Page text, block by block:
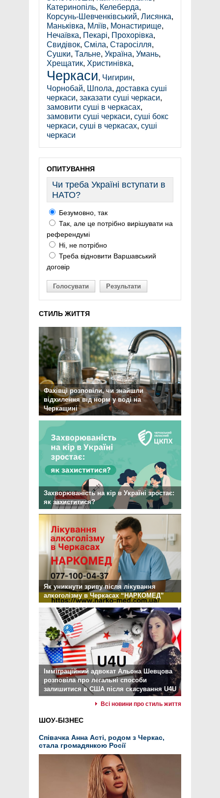
Катеринопіль, Келеберда,
Корсунь-Шевченківський, Лисянка,
Маньківка, Мліїв, Монастирище,
Нечаївка, Пекарі, Прохорівка,
Свидівок, Сміла, Старосілля,
Сушки, Тальне, Україна, Умань,
Хрещатик, Христинівка,
Черкаси, Чигирин,
Чорнобай, Шпола, доставка суші
черкаси, заказати суші черкаси,
замовити суші в черкасах,
замовити суші черкаси, суші бокс
черкаси, суші в черкасах, суші
черкаси
ОПИТУВАННЯ
Чи треба Україні вступати в
НАТО?
Безумовно, так
Так, але це потрібно вирішувати на
референдумі
Ні, не потрібно
Треба відновити Варшавський
договір
Голосувати Результати
СТИЛЬ ЖИТТЯ
Фахівці розповіли, чи знайшли
відхилення від норм у воді на
Черкащині
Захворюваність на кір в Україні зростає:
як захиститися?
Як уникнути зриву після лікування
алкоголізму в Черкасах “НАРКОМЕД”
Імміграційний адвокат Альона Шевцова
розповіла про легальні способи
залишитися в США після скасування U4U
Всі новини про стиль життя
ШОУ-БІЗНЕС
Співачка Анна Асті, родом з Черкас,
стала громадянкою Росії